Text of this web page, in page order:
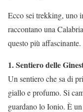
Ecco sei trekking, uno
raccontano una
questo più affascinante.
1. Sentiero delle
Un sentiero che sa di
giallo e profumo. Si
guardano lo Ionio. È